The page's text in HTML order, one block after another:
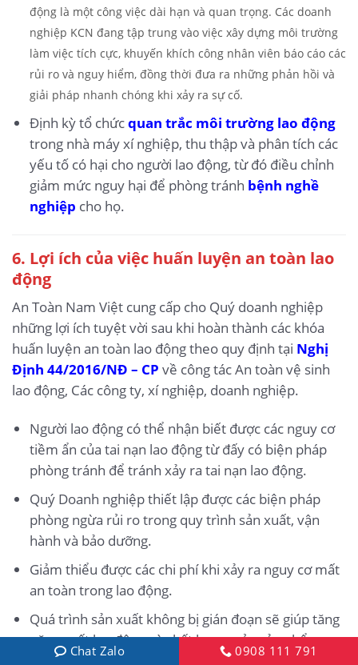
động là một công việc dài hạn và quan trọng. Các doanh
nghiệp KCN đang tập trung vào việc xây dựng môi trường
làm việc tích cực, khuyến khích công nhân viên báo cáo các
rủi ro và nguy hiểm, đồng thời đưa ra những phản hồi và
giải pháp nhanh chóng khi xảy ra sự cố.
Định kỳ tổ chứcquan trắc môi trường lao động
trong nhà máy xí nghiệp, thu thập và phân tích các
yếu tố có hại cho người lao động, từ đó điều chỉnh
giảm mức nguy hại để phòng tránh bệnh nghề
nghiệp cho họ.
6. Lợi ích của việc huấn luyện an toàn lao
động
An Toàn Nam Việt cung cấp cho Quý doanh nghiệp
những lợi ích tuyệt vời sau khi hoàn thành các khóa
huấn luyện an toàn lao động theo quy định tại Nghị
Định 44/2016/NĐ – CP về công tác An toàn vệ sinh
lao động, Các công ty, xí nghiệp, doanh nghiệp.
Người lao động có thể nhận biết được các nguy cơ
tiềm ẩn của tai nạn lao động từ đấy có biện pháp
phòng tránh để tránh xảy ra tai nạn lao động.
Quý Doanh nghiệp thiết lập được các biện pháp
phòng ngừa rủi ro trong quy trình sản xuất, vận
hành và bảo dưỡng.
Giảm thiểu được các chi phí khi xảy ra nguy cơ mất
an toàn trong lao động.
Quá trình sản xuất không bị gián đoạn sẽ giúp tăng
năng suất lao động và chất lượng của sản phẩm.
Chat Zalo 0908 111 791